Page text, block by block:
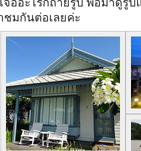
ชมกันต่อเลยค่ะ